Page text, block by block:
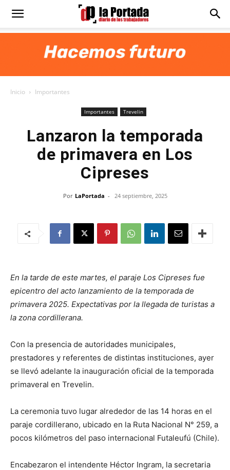
Diario
Inicio Importantes
Importantes Trevelin
Lanzaron la temporada
de primavera en Los
Cipreses
Por LaPortada - 24 septiembre, 2025
En la tarde de este martes, el paraje Los Cipreses fue
epicentro del acto lanzamiento de la temporada de
primavera 2025. Expectativas por la llegada de turistas a
la zona cordillerana.
Con la presencia de autoridades municipales,
prestadores y referentes de distintas instituciones, ayer
se llevó adelante la inauguración oficial de la temporada
primaveral en Trevelin.
La ceremonia tuvo lugar alrededor de las 14 horas en el
paraje cordillerano, ubicado en la Ruta Nacional N° 259, a
pocos kilómetros del paso internacional Futaleufú (Chile).
Encabezaron el intendente Héctor Ingram, la secretaria